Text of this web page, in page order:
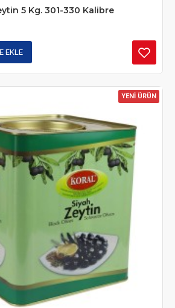
5 Kg. 301-330 Kalibre
EKLE
YENİ ÜRÜN